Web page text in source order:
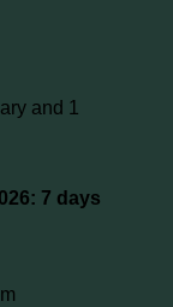
and 1
7 days